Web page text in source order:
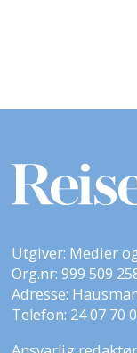
Utgiver: Medier
Org.nr: 999 509
Adresse:
Telefon: 24 07 70